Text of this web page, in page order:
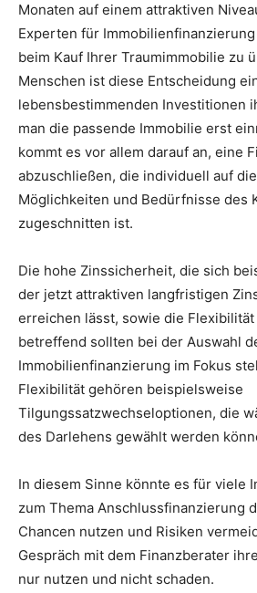
Monaten auf einem attraktiven
Experten für
beim Kauf Ihrer Traumimmobilie zu
Menschen ist diese Entscheidung
lebensbestimmenden Investitionen
man die passende Immobilie erst
kommt es vor allem darauf an, eine
abzuschließen, die individuell auf
Möglichkeiten und Bedürfnisse des
zugeschnitten ist.
Die hohe Zinssicherheit, die sich
der jetzt attraktiven langfristigen
erreichen lässt, sowie die
betreffend sollten bei der Auswahl
Immobilienfinanzierung im Fokus
Flexibilität gehören beispielsweise
Tilgungssatzwechseloptionen, die
des Darlehens gewählt werden
In diesem Sinne könnte es für viele
zum Thema Anschlussfinanzierung
Chancen nutzen und Risiken
Gespräch mit dem Finanzberater
nur nutzen und nicht schaden.